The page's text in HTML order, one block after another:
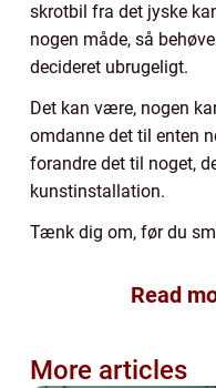
skrotbil fra det jyske
nogen måde, så
decideret ubrugeligt.
Det kan være, nogen
omdanne det til enten
forandre det til noget,
kunstinstallation.
Tænk dig om, før du
Read
More articles